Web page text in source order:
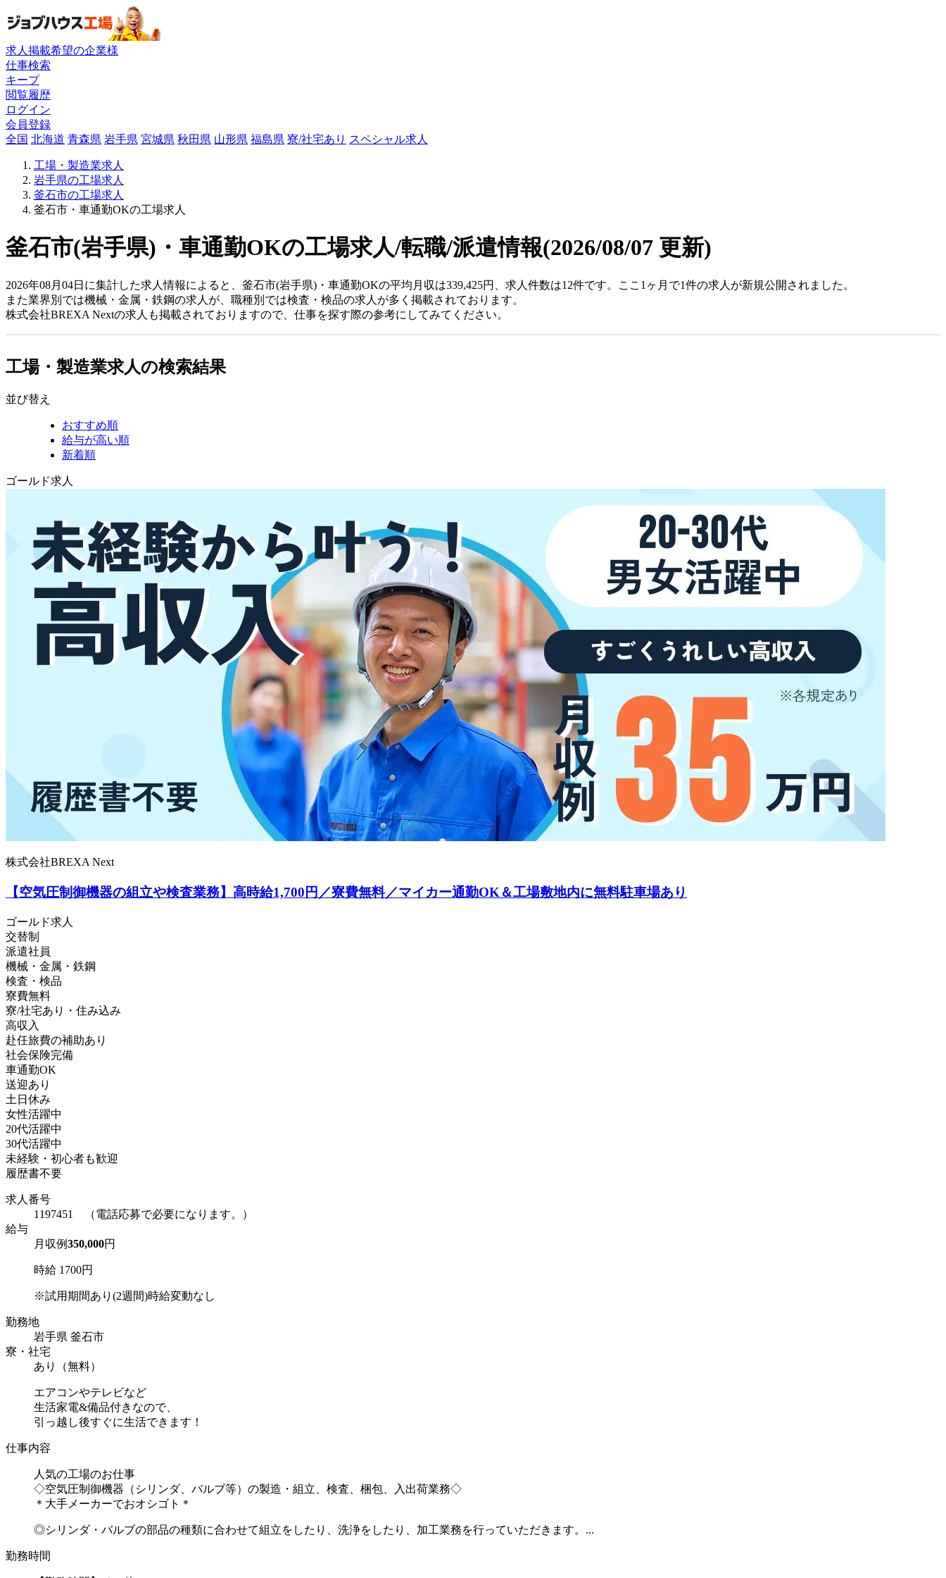
求人掲載希望の企業様
仕事検索
キープ
閲覧履歴
ログイン
会員登録
全国 北海道 青森県 岩手県 宮城県 秋田県 山形県 福島県 寮/社宅あり スペシャル求人
工場・製造業求人
岩手県の工場求人
釜石市の工場求人
釜石市・車通勤OKの工場求人
釜石市(岩手県)・車通勤OKの工場求人/転職/派遣情報(2026/08/07 更新)
2026年08月04日に集計した求人情報によると、釜石市(岩手県)・車通勤OKの平均月収は339,425円、求人件数は12件です。ここ1ヶ月で1件の求人が新規公開されました。
また業界別では機械・金属・鉄鋼の求人が、職種別では検査・検品の求人が多く掲載されております。
株式会社BREXA Nextの求人も掲載されておりますので、仕事を探す際の参考にしてみてください。
工場・製造業求人の検索結果
並び替え
おすすめ順
給与が高い順
新着順
ゴールド求人
株式会社BREXA Next
【空気圧制御機器の組立や検査業務】高時給1,700円／寮費無料／マイカー通勤OK＆工場敷地内に無料駐車場あり
ゴールド求人
交替制
派遣社員
機械・金属・鉄鋼
検査・検品
寮費無料
寮/社宅あり・住み込み
高収入
赴任旅費の補助あり
社会保険完備
車通勤OK
送迎あり
土日休み
女性活躍中
20代活躍中
30代活躍中
未経験・初心者も歓迎
履歴書不要
求人番号
1197451 （電話応募で必要になります。）
給与
月収例350,000円
時給 1700円
※試用期間あり(2週間)時給変動なし
勤務地
岩手県 釜石市
寮・社宅
あり（無料）
エアコンやテレビなど
生活家電&備品付きなので、
引っ越し後すぐに生活できます！
仕事内容
人気の工場のお仕事
◇空気圧制御機器（シリンダ、バルブ等）の製造・組立、検査、梱包、入出荷業務◇
＊大手メーカーでおオシゴト＊
◎シリンダ・バルブの部品の種類に合わせて組立をしたり、洗浄をしたり、加工業務を行っていただきます。...
勤務時間